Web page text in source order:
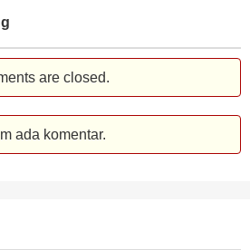
are closed.
ada komentar.